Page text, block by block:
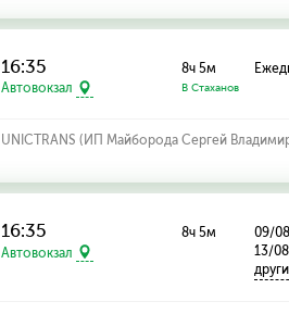
16:35
Автовокзал
8ч 5м
В Стаханов
UNICTRANS (ИП Майборода Сергей
16:35
Автовокзал
8ч 5м
09/
13/08